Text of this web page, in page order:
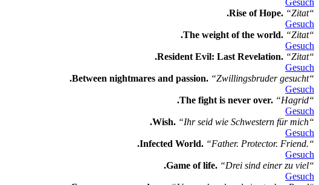
.Rise of Hope. “Zitat“
Gesuch
.The weight of the world. “Zitat“
Gesuch
.Resident Evil: Last Revelation. “Zitat“
Gesuch
.Between nightmares and passion. “Zwillingsbruder gesucht“
Gesuch
.The fight is never over. “Hagrid“
Gesuch
.Wish. “Ihr seid wie Schwestern für mich“
Gesuch
.Infected World. “Father. Protector. Friend.“
Gesuch
.Game of life. “Drei sind einer zu viel“
Gesuch